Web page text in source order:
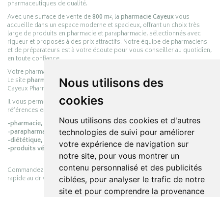
Nous utilisons des
cookies
Nous utilisons des cookies et d'autres
technologies de suivi pour améliorer
votre expérience de navigation sur
notre site, pour vous montrer un
contenu personnalisé et des publicités
ciblées, pour analyser le trafic de notre
site et pour comprendre la provenance
pharmaceutiques de qualité.
Avec une surface de vente de800 m², lapharmacie Cayeuxvous
accueille dans un espace moderne et spacieux, offrant un choix très
large de produits en pharmacie et parapharmacie, sélectionnés avec
rigueur et proposés à des prix attractifs. Notre équipe de pharmaciens
et de préparateurs est à votre écoute pour vous conseiller au quotidien,
en toute confiance.
Votre pharmacie en ligne :
Le sitepharmacie-cayeux.frest le prolongement digital de la pharmacie
Cayeux Pharmabest Berck-sur-Mer – Rang-du-Fliers.
Il vous permet de réaliser vos achats en ligne parmi des milliers de
références en :
-pharmacie,
-parapharmacie,
-diététique,
-produits vétérinaires.
Commandez simplement vos produits en ligne et choisissez le retrait
rapide au drive ou la livraison à domicile, en toute simplicité.